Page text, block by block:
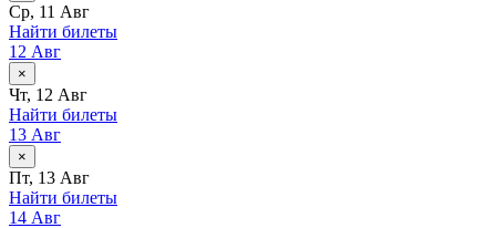
Ср, 11 Авг
Найти билеты
12 Авг
×
Чт, 12 Авг
Найти билеты
13 Авг
×
Пт, 13 Авг
Найти билеты
14 Авг